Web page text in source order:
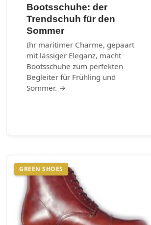
Bootsschuhe: der
Trendschuh für den
Sommer
Ihr maritimer Charme, gepaart
mit lässiger Eleganz, macht
Bootsschuhe zum perfekten
Begleiter für Frühling und
Sommer. →
GREEN SHOES